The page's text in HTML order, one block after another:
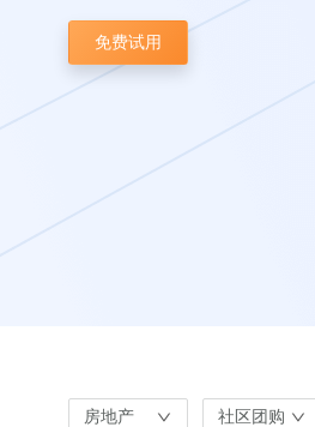
免费试用
房地产 社区团购